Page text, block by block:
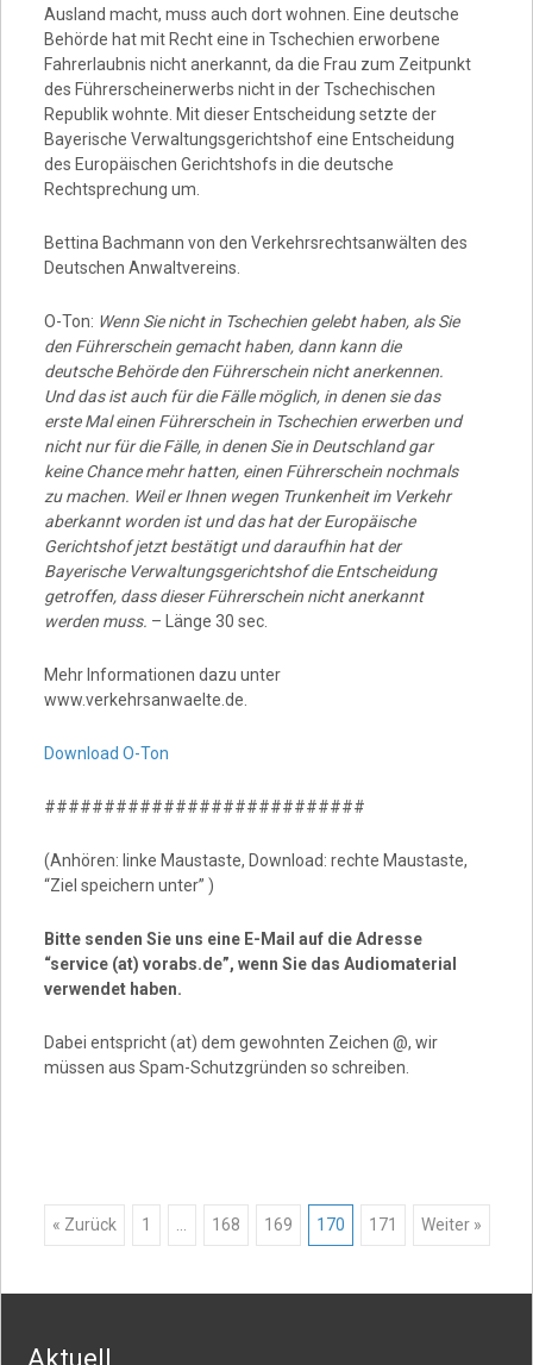
Ausland macht, muss auch dort wohnen. Eine deutsche
Behörde hat mit Recht eine in Tschechien erworbene
Fahrerlaubnis nicht anerkannt, da die Frau zum Zeitpunkt
des Führerscheinerwerbs nicht in der Tschechischen
Republik wohnte. Mit dieser Entscheidung setzte der
Bayerische Verwaltungsgerichtshof eine Entscheidung
des Europäischen Gerichtshofs in die deutsche
Rechtsprechung um.
Bettina Bachmann von den Verkehrsrechtsanwälten des
Deutschen Anwaltvereins.
O-Ton: Wenn Sie nicht in Tschechien gelebt haben, als Sie
den Führerschein gemacht haben, dann kann die
deutsche Behörde den Führerschein nicht anerkennen.
Und das ist auch für die Fälle möglich, in denen sie das
erste Mal einen Führerschein in Tschechien erwerben und
nicht nur für die Fälle, in denen Sie in Deutschland gar
keine Chance mehr hatten, einen Führerschein nochmals
zu machen. Weil er Ihnen wegen Trunkenheit im Verkehr
aberkannt worden ist und das hat der Europäische
Gerichtshof jetzt bestätigt und daraufhin hat der
Bayerische Verwaltungsgerichtshof die Entscheidung
getroffen, dass dieser Führerschein nicht anerkannt
werden muss. – Länge 30 sec.
Mehr Informationen dazu unter
www.verkehrsanwaelte.de.
Download O-Ton
###########################
(Anhören: linke Maustaste, Download: rechte Maustaste,
“Ziel speichern unter” )
Bitte senden Sie uns eine E-Mail auf die Adresse
“service (at) vorabs.de”, wenn Sie das Audiomaterial
verwendet haben.
Dabei entspricht (at) dem gewohnten Zeichen @, wir
müssen aus Spam-Schutzgründen so schreiben.
Posts
navigation
« Zurück 1 168 169 170 171 Weiter »
Aktuell